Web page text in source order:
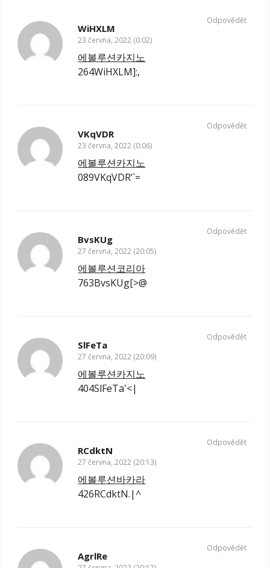
WiHXLM
23 června, 2022 (0:02)
에볼루션카지노
264WiHXLM]:,
Odpovědět
VKqVDR
23 června, 2022 (0:06)
에볼루션카지노
089VKqVDR’`=
Odpovědět
BvsKUg
27 června, 2022 (20:05)
에볼루션코리아
763BvsKUg[>@
Odpovědět
SlFeTa
27 června, 2022 (20:09)
에볼루션카지노
404SlFeTa'<|
Odpovědět
RCdktN
27 června, 2022 (20:13)
에볼루션바카라
426RCdktN.|^
Odpovědět
AgrlRe
Odpovědět